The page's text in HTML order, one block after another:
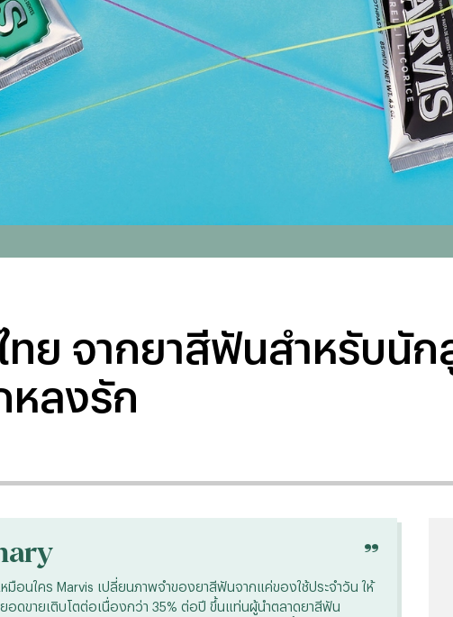
ทย จากยาสีฟันสำหรับนั
หลงรัก
“
อนใคร Marvis เปลี่ยนภาพจำของยาสีฟันจากแค่ของใช้ประจำวัน ให้
อดขายเติบโตต่อเนื่องกว่า 35% ต่อปี ขึ้นแท่นผู้นำตลาดยาสีฟัน